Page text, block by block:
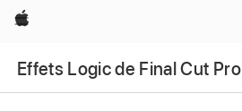
Apple
Effets Logic de Final Cut Pro